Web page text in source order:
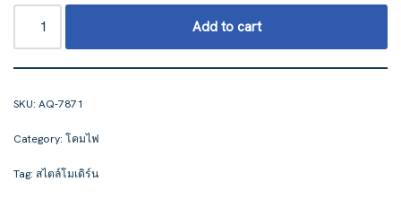
Add to cart
SKU: AQ-7871
Category: โคมไฟ
Tag: สไตล์โมเดิร์น